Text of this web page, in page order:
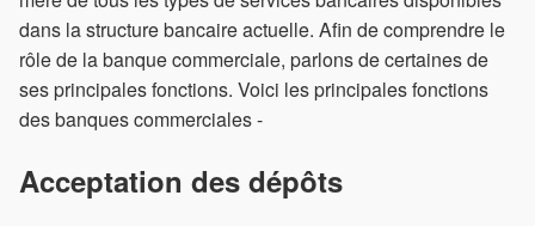
dans la structure bancaire actuelle. Afin de comprendre le
rôle de la banque commerciale, parlons de certaines de
ses principales fonctions. Voici les principales fonctions
des banques commerciales -
Acceptation des dépôts